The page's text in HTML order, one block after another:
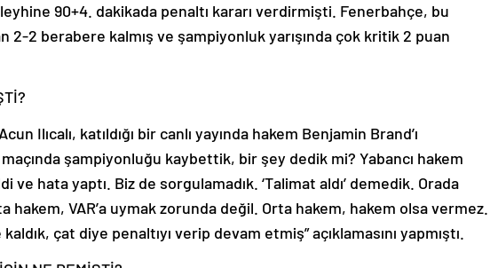
90+4. dakikada penaltı kararı verdirmişti. Fenerbahçe, bu
2-2 berabere kalmış ve şampiyonluk yarışında çok kritik 2 puan
Ilıcalı, katıldığı bir canlı yayında hakem Benjamin Brand’ı
şampiyonluğu kaybettik, bir şey dedik mi? Yabancı hakem
ve hata yaptı. Biz de sorgulamadık. ‘Talimat aldı’ demedik. Orada
hakem, VAR’a uymak zorunda değil. Orta hakem, hakem olsa vermez.
çat diye penaltıyı verip devam etmiş” açıklamasını yapmıştı.